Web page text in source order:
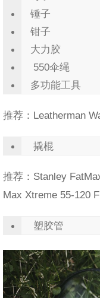
锤子
钳子
大力胶
550伞绳
多功能工具
推荐：Leatherman
撬棍
推荐：Stanley
Max Xtreme 55-120
塑胶管